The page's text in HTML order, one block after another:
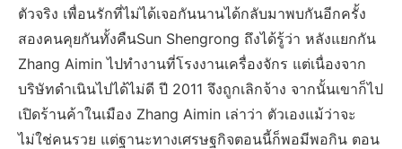
ตัวจริง เพื่อนรักที่ไม่ได้เจอกันนานได้กลับมาพบกันอีกครั้ง
สองคนคุยกันทั้งคืนSun Shengrong ถึงได้รู้ว่า หลังแยกกัน
Zhang Aimin ไปทำงานที่โรงงานเครื่องจักร แต่เนื่องจาก
บริษัทดำเนินไปได้ไม่ดี ปี 2011 จึงถูกเลิกจ้าง จากนั้นเขาก็ไป
เปิดร้านค้าในเมือง Zhang Aimin เล่าว่า ตัวเองแม้ว่าจะ
ไม่ใช่คนรวย แต่ฐานะทางเศรษฐกิจตอนนี้ก็พอมีพอกิน ตอน